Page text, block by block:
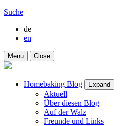
Suche
de
en
Menu Close
Homebaking Blog Expand
Aktuell
Über diesen Blog
Auf der Walz
Freunde und Links